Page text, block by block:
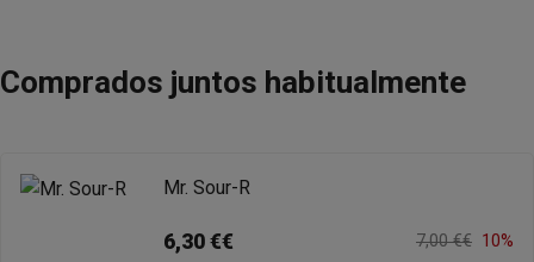
Comprados juntos habitualmente
Mr. Sour-R
6,30 €€ 7,00 €€ 10%